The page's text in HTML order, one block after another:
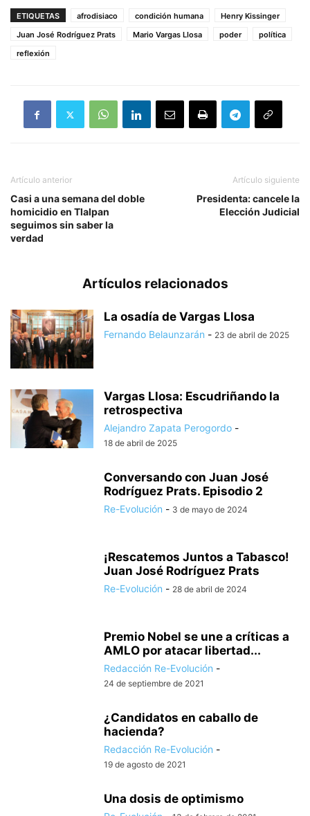
ETIQUETAS afrodisiaco condición humana
Henry Kissinger
Juan José Rodríguez Prats
Mario Vargas Llosa poder
política
reflexión
Artículo anterior
Casi a una semana del doble
homicidio en Tlalpan
seguimos sin saber la
verdad
Artículo siguiente
Presidenta: cancele la
Elección Judicial
Artículos relacionados
La osadía de Vargas Llosa
Fernando Belaunzarán - 23 de abril de 2025
Vargas Llosa: Escudriñando la
retrospectiva
Alejandro Zapata Perogordo -
18 de abril de 2025
Conversando con Juan José
Rodríguez Prats. Episodio 2
Re-Evolución - 3 de mayo de 2024
¡Rescatemos Juntos a Tabasco!
Juan José Rodríguez Prats
Re-Evolución - 28 de abril de 2024
Premio Nobel se une a críticas a
AMLO por atacar libertad...
Redacción Re-Evolución -
24 de septiembre de 2021
¿Candidatos en caballo de
hacienda?
Redacción Re-Evolución -
19 de agosto de 2021
Una dosis de optimismo